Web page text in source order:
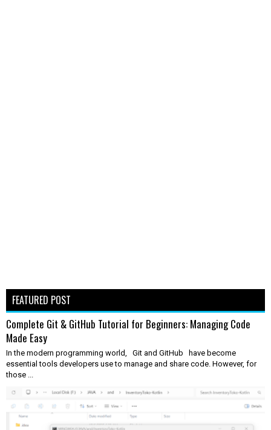
FEATURED POST
Complete Git & GitHub Tutorial for Beginners: Managing Code
Made Easy
In the modern programming world, Git and GitHub have become
essential tools developers use to manage and share code. However, for
those ...